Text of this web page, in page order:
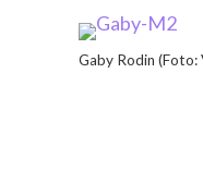
Gaby Rodin (Foto: